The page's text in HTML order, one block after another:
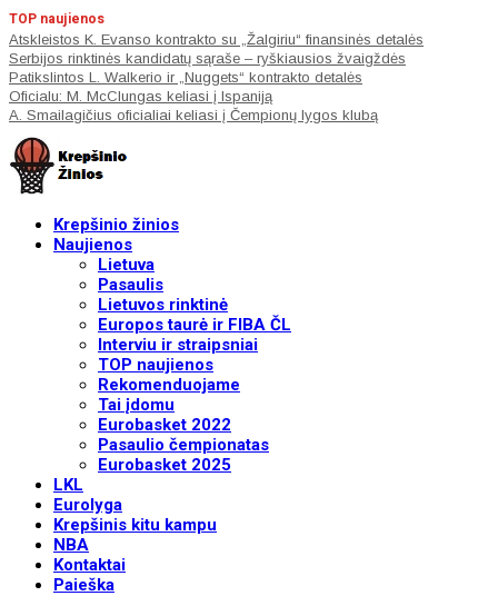
TOP naujienos
Atskleistos K. Evanso kontrakto su „Žalgiriu“ finansinės detalės
Serbijos rinktinės kandidatų sąraše – ryškiausios žvaigždės
Patikslintos L. Walkerio ir „Nuggets“ kontrakto detalės
Oficialu: M. McClungas keliasi į Ispaniją
A. Smailagičius oficialiai keliasi į Čempionų lygos klubą
Krepšinio žinios
Naujienos
Lietuva
Pasaulis
Lietuvos rinktinė
Europos taurė ir FIBA ČL
Interviu ir straipsniai
TOP naujienos
Rekomenduojame
Tai įdomu
Eurobasket 2022
Pasaulio čempionatas
Eurobasket 2025
LKL
Eurolyga
Krepšinis kitu kampu
NBA
Kontaktai
Paieška